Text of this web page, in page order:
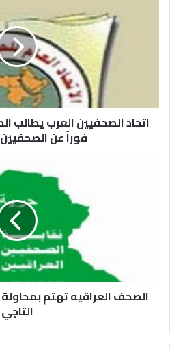
اتحاد الصحفيين العرب يطالب
فوراً عن
الصحف العراقيه تهتم
التاجي